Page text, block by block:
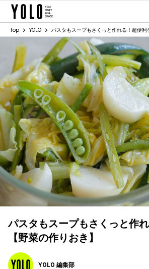
Top YOLO パスタもスープもさくっと作れる！超便利
パスタもスープもさくっと作
【野菜の作りおき】
YOLO 編集部